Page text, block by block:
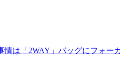
情は「2WAY」バッグにフォー